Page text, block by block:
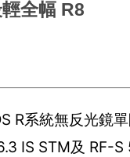
全幅 R8
R系統無反光鏡
IS STM及 RF-